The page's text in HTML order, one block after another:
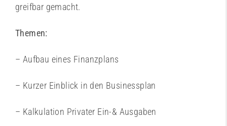
greifbar gemacht.
Themen:
– Aufbau eines Finanzplans
– Kurzer Einblick in den Businessplan
– Kalkulation Privater Ein-& Ausgaben